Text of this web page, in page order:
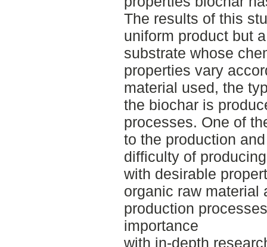
The results of this
uniform product but
substrate whose
properties vary
material used, the
the biochar is
processes. One of
to the production
difficulty of
with desirable
organic raw material
production
importance
with in-depth